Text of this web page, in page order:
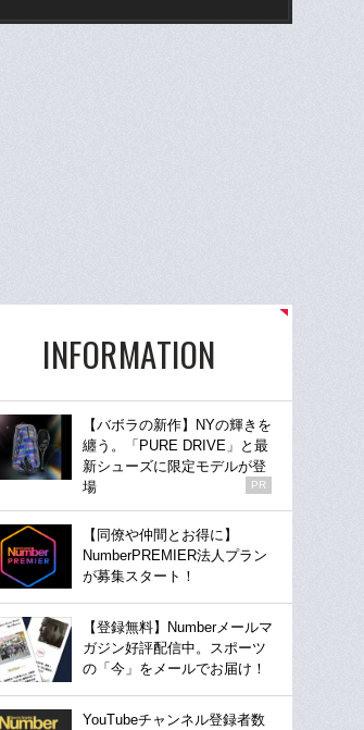
INFORMATION
【バボラの新作】NYの輝きを
纏う。「PURE DRIVE」と最
新シューズに限定モデルが登
場
PR
【同僚や仲間とお得に】
NumberPREMIER法人プラン
が募集スタート！
【登録無料】Numberメールマ
ガジン好評配信中。スポーツ
の「今」をメールでお届け！
YouTubeチャンネル登録者数